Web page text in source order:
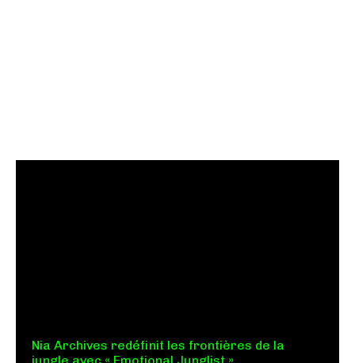
Nia Archives redéfinit les frontières de la